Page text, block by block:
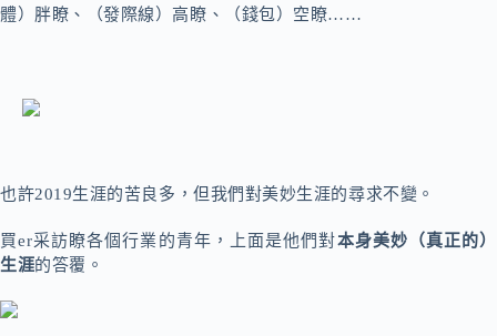
體）胖瞭、（發際線）高瞭、（錢包）空瞭……
也許2019生涯的苦良多，但我們對美妙生涯的尋求不變。
買er采訪瞭各個行業的青年， 上面是他們對本身美妙（真正的）
生涯的答覆。